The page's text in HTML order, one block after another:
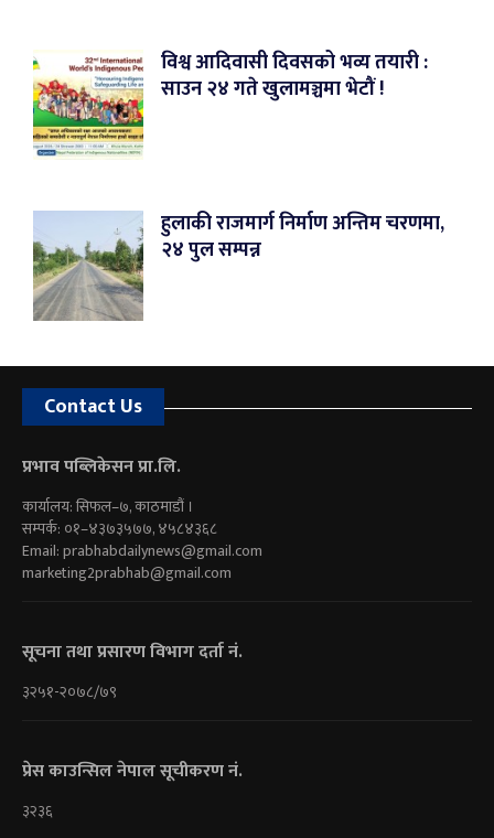
विश्व आदिवासी दिवसको भव्य तयारी :
साउन २४ गते खुलामञ्चमा भेटौं !
हुलाकी राजमार्ग निर्माण अन्तिम चरणमा,
२४ पुल सम्पन्न
Contact Us
प्रभाव पब्लिकेसन प्रा.लि.
कार्यालय: सिफल–७, काठमाडौं ।
सम्पर्क: ०१–४३७३५७७, ४५८४३६८
Email:prabhabdailynews@gmail.com
marketing2prabhab@gmail.com
सूचना तथा प्रसारण विभाग दर्ता नं.
३२५१-२०७८/७९
प्रेस काउन्सिल नेपाल सूचीकरण नं.
३२३६